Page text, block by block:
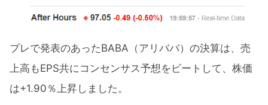
プレで発表のあったBABA（アリババ）の決算は、売
上高もEPS共にコンセンサス予想をビートして、株価
は+1.90％上昇しました。